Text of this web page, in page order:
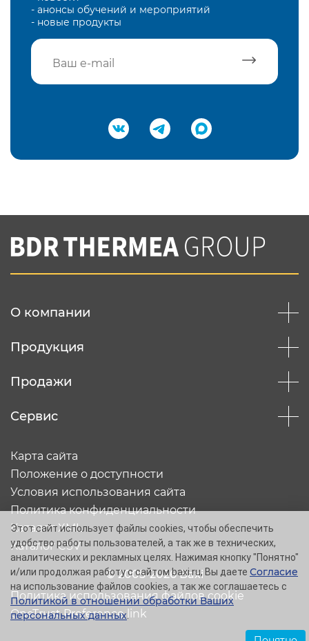
- анонсы обучений и мероприятий
- новые продукты
Подтвердить e-mail
Вы соглашаетесь с нашей политикой
конфеденциальности
О компании
Продукция
Продажи
Сервис
© 2005-2026 Baxi
Карта сайта
Положение о доступности
Условия использования сайта
Политика конфиденциальности
Каталог XML
Каталог CSV
Политика использования файлов cookie
OneTrust Preference link
Этот сайт использует файлы cookies, чтобы обеспечить
удобство работы пользователей, а так же в технических,
аналитических и рекламных целях. Нажимая кнопку "Понятно"
и/или продолжая работу с сайтом baxi.ru, Вы даете Согласие
на использование файлов cookies, а так же соглашаетесь с
Политикой в отношении обработки Ваших
персональных данных.